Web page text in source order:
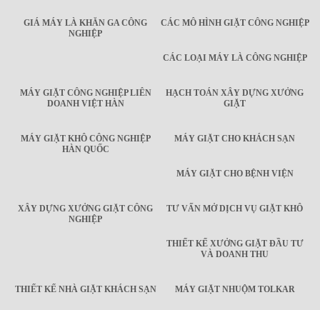
GIÁ MÁY LÀ KHĂN GA CÔNG
NGHIỆP
CÁC MÔ HÌNH GIẶT CÔNG NGHIỆP
CÁC LOẠI MÁY LÀ CÔNG NGHIỆP
MÁY GIẶT CÔNG NGHIỆP LIÊN
DOANH VIỆT HÀN
HẠCH TOÁN XÂY DỰNG XƯỞNG
GIẶT
MÁY GIẶT KHÔ CÔNG NGHIỆP
HÀN QUỐC
MÁY GIẶT CHO KHÁCH SẠN
MÁY GIẶT CHO BỆNH VIỆN
XÂY DỰNG XƯỞNG GIẶT CÔNG
NGHIỆP
TƯ VẤN MỞ DỊCH VỤ GIẶT KHÔ
THIẾT KẾ XƯỞNG GIẶT ĐẦU TƯ
VÀ DOANH THU
THIẾT KẾ NHÀ GIẶT KHÁCH SẠN MÁY GIẶT NHUỘM TOLKAR